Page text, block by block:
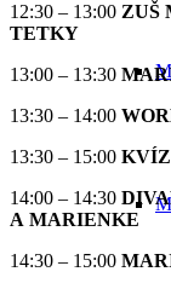
12:30 – 13:00 ZUŠ
TETKY
13:00 – 13:30
13:30 – 14:00
13:30 – 15:00 KVÍZ
14:00 – 14:30
A MARIENKE
14:30 – 15:00